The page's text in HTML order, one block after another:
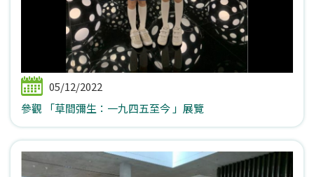
05/12/2022
參觀 「草間彌生：一九四五至今 」展覽